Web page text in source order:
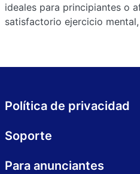
ideales para principiantes o
satisfactorio ejercicio
Política de privacidad
Soporte
Para anunciantes